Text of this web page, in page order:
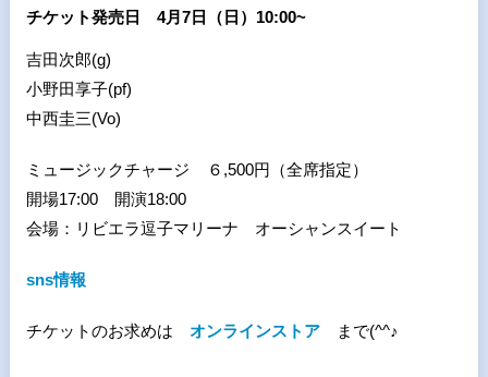
チケット発売日 4月7日（日）10:00~
吉田次郎(g)
小野田享子(pf)
中西圭三(Vo)
ミュージックチャージ ６,500円（全席指定）
開場17:00 開演18:00
会場：リビエラ逗子マリーナ オーシャンスイート
sns情報
チケットのお求めは オンラインストア まで(^^♪